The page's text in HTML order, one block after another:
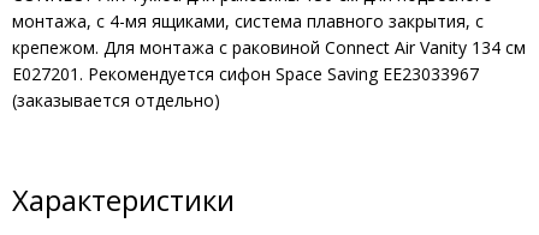
монтажа, с 4-мя ящиками, система плавного закрытия, с
крепежом. Для монтажа с раковиной Connect Air Vanity 134 см
E027201. Рекомендуется сифон Space Saving EE23033967
(заказывается отдельно)
Характеристики